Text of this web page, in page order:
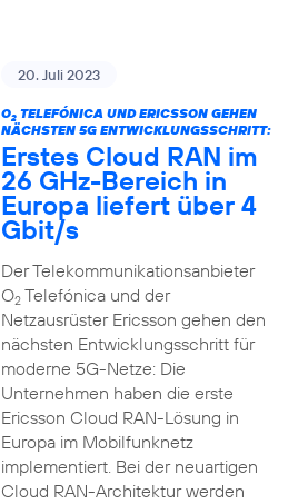
20. Juli 2023
O2TELEFÓNICA UND ERICSSON GEHEN
NÄCHSTEN 5G ENTWICKLUNGSSCHRITT:
Erstes Cloud RAN im
26 GHz-Bereich in
Europa liefert über 4
Gbit/s
Der Telekommunikationsanbieter
O2Telefónica und der
Netzausrüster Ericsson gehen den
nächsten Entwicklungsschritt für
moderne 5G-Netze: Die
Unternehmen haben die erste
Ericsson Cloud RAN-Lösung in
Europa im Mobilfunknetz
implementiert. Bei der neuartigen
Cloud RAN-Architektur werden